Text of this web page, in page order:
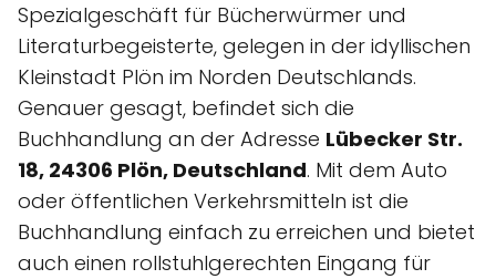
Spezialgeschäft für Bücherwürmer und
Literaturbegeisterte, gelegen in der idyllischen
Kleinstadt Plön im Norden Deutschlands.
Genauer gesagt, befindet sich die
Buchhandlung an der Adresse Lübecker Str.
18, 24306 Plön, Deutschland. Mit dem Auto
oder öffentlichen Verkehrsmitteln ist die
Buchhandlung einfach zu erreichen und bietet
auch einen rollstuhlgerechten Eingang für